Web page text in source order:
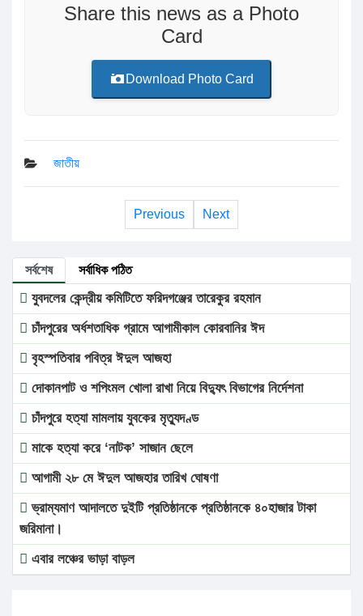
Share this news as a Photo
Card
Download Photo Card
জাতীয়
Previous Next
সর্বশেষ সর্বাধিক পঠিত
যুবদলের কেন্দ্রীয় কমিটিতে ফরিদগঞ্জের তারেকুর রহমান
চাঁদপুরের অর্ধশতাধিক গ্রামে আগামীকাল কোরবানির ঈদ
বৃহস্পতিবার পবিত্র ঈদুল আজহা
দোকানপাট ও শপিংমল খোলা রাখা নিয়ে বিদ্যুৎ বিভাগের নির্দেশনা
চাঁদপুরে হত্যা মামলায় যুবকের মৃত্যুদণ্ড
মাকে হত্যা করে ‘নাটক’ সাজান ছেলে
আগামী ২৮ মে ঈদুল আজহার তারিখ ঘোষণা
ভ্রাম্যমাণ আদালতে দুইটি প্রতিষ্ঠানকে প্রতিষ্ঠানকে ৪০হাজার টাকা
জরিমানা।
এবার লঞ্চের ভাড়া বাড়ল